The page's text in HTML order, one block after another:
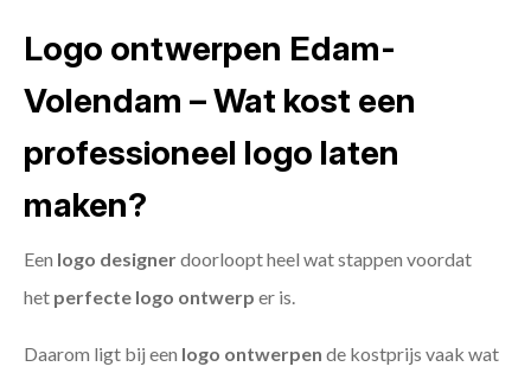
Logo ontwerpen Edam-
Volendam – Wat kost een
professioneel logo laten
maken?
Een logo designerdoorloopt heel wat stappen voordat
het perfecte logo ontwerp er is.
Daarom ligt bij een logo ontwerpen de kostprijs vaak wat